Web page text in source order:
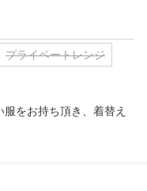
プライベートレンジ
をお持ち頂き、着替え